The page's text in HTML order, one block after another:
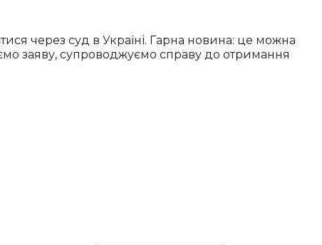
через суд в Україні. Гарна новина: це можна
заяву, супроводжуємо справу до отримання